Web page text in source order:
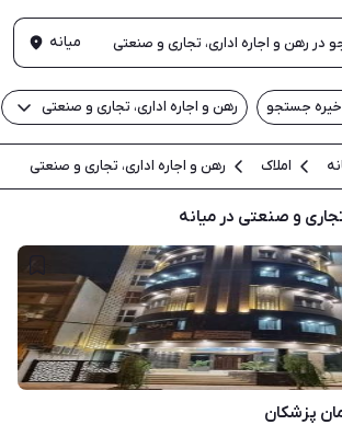
میانه
جستجو رهن و اجاره اداری، تجاری و صنعتی
املاک رهن و اجاره اداری، تجاری و صنعتی
و صنعتی در میانه
پزشکان